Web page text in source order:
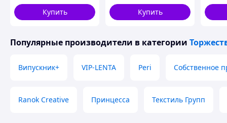
Купить
Купить
Популярные производители в категории
Випускник+ VIP-LENTA Peri Собственное
Ranok Creative Принцесса Текстиль Групп